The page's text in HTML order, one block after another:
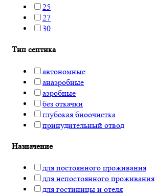
25
27
30
Тип септика
автономные
анаэробные
аэробные
без откачки
глубокая биоочистка
принудительный отвод
Назначение
для постоянного проживания
для непостоянного проживания
для гостиницы и отеля